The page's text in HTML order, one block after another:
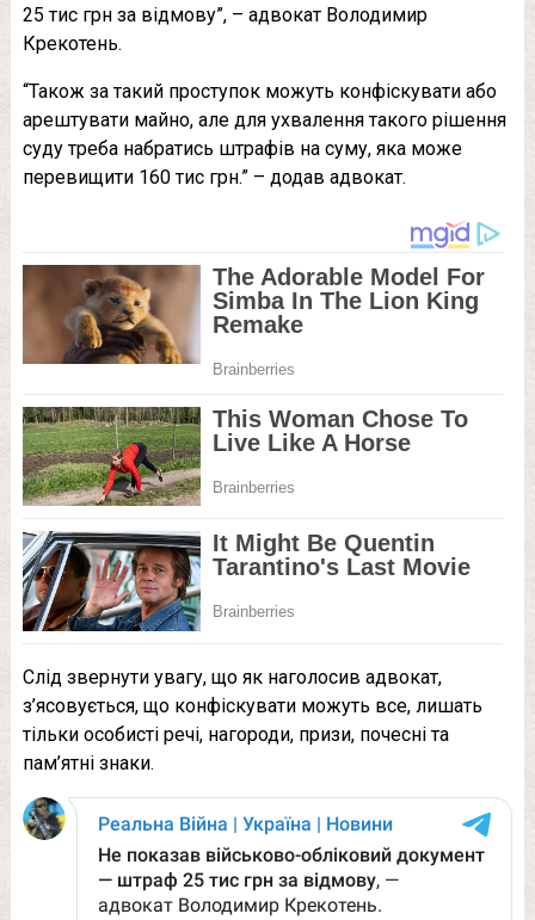
25 тис грн за відмову”, – адвокат Володимир
Крекотень.
“Також за такий проступок можуть конфіскувати або
арештувати майно, але для ухвалення такого рішення
суду треба набратись штрафів на суму, яка може
перевищити 160 тис грн.” – додав адвокат.
Слід звернути увагу, що як наголосив адвокат,
з’ясовується, що конфіскувати можуть все, лишать
тільки особисті речі, нагороди, призи, почесні та
пам’ятні знаки.